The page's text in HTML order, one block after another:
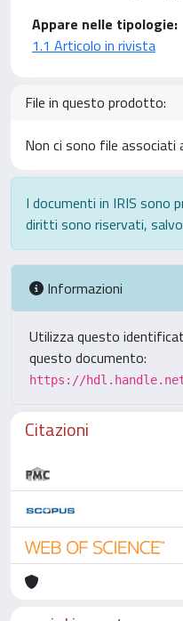
Appare nelle tipologie:
1.1 Articolo in rivista
File in questo prodotto:
Non ci sono file
I documenti in IRIS
diritti sono riservati,
Informazioni
Utilizza questo
questo documento:
https://hdl.handle.net/
Citazioni